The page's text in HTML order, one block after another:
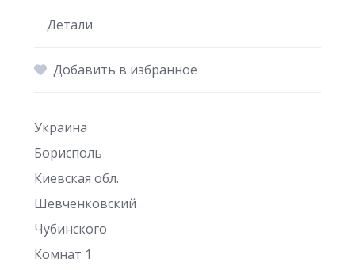
Детали
Добавить в избранное
Украина
Борисполь
Киевская обл.
Шевченковский
Чубинского
Комнат 1